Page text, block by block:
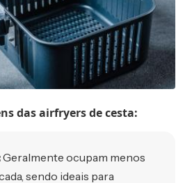
das airfryers de cesta:
Geralmente ocupam menos
sendo ideais para